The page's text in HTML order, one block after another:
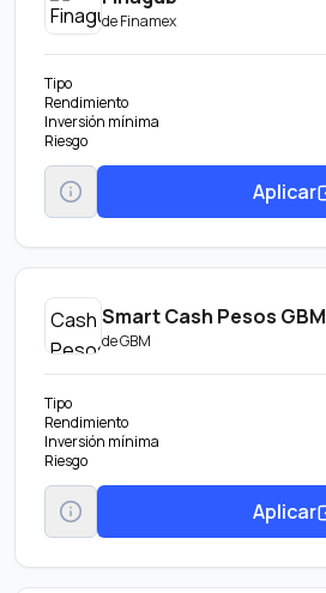
deFinamex
Tipo
Rendimiento
Inversión mínima
Riesgo
Aplicar
Smart Cash Pesos GBM
deGBM
Tipo
Rendimiento
Inversión mínima
Riesgo
Aplicar